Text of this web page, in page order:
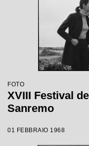
FOTO
XVIII Festival
Sanremo
01 FEBBRAIO 1968